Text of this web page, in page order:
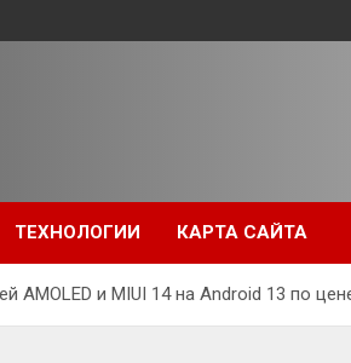
ТЕХНОЛОГИИ КАРТА САЙТА
AMOLED и MIUI 14 на Android 13 по